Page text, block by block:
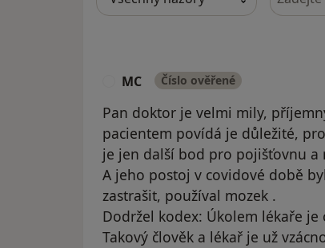
MC Číslo ověřené
Pan doktor je velmi mily,
pacientem povídá je důležité,
je jen další bod pro pojišťovnu
A jeho postoj v covidové době
zastrašit, používal mozek .
Dodržel kodex: Úkolem lékaře
Takový člověk a lékař je už